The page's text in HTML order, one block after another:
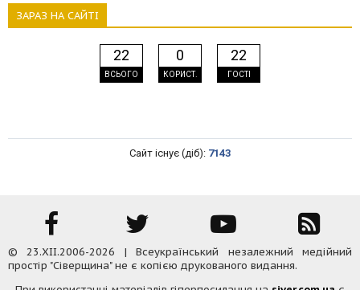
ЗАРАЗ НА САЙТІ
22
ВСЬОГО
0
КОРИСТ.
22
ГОСТІ
Сайт існує (діб): 7143
© 23.XII.2006-2026 | Всеукраїнський незалежний медійний
простір "Сіверщина" не є копією друкованого видання.